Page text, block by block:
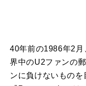
40年前の1986年2
界中のU2ファンの
ンに負けないものを